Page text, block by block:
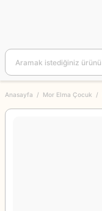
Anasayfa Mor Elma Çocuk